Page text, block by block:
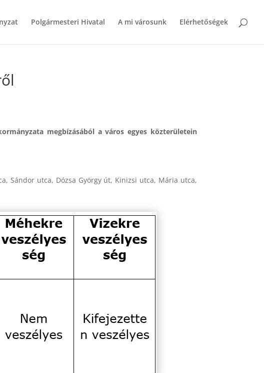
Polgármesteri Hivatal A mi városunk Elérhetőségek
megbízásából a város egyes közterületein
Sándor utca, Dózsa György út, Kinizsi utca, Mária utca,